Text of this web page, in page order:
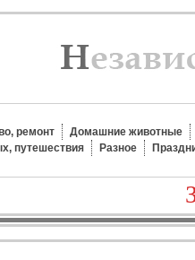
ремонт
Домашние животные
путешествия
Разное